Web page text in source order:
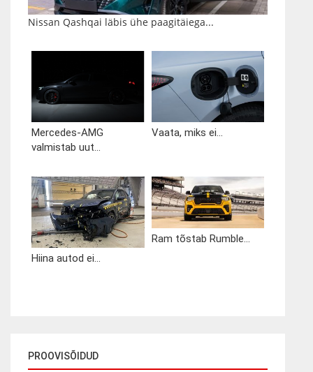
Nissan Qashqai läbis ühe paagitäiega...
Mercedes-AMG
valmistab uut...
Vaata, miks ei...
Hiina autod ei...
Ram tõstab Rumble...
PROOVISÕIDUD